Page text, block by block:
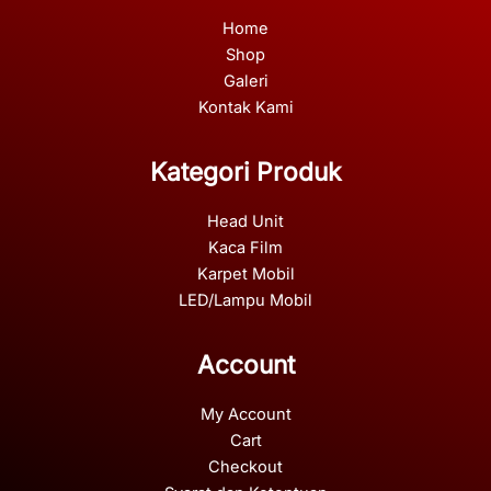
Home
Shop
Galeri
Kontak Kami
Kategori Produk
Head Unit
Kaca Film
Karpet Mobil
LED/Lampu Mobil
Account
My Account
Cart
Checkout